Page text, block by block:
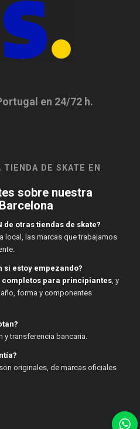
en 24/72 h.
TIENDA DE SKATE EN
sobre nuestra
de otras tiendas de skate?
local, las marcas que trabajamos
si estoy empezando?
completos para principiantes, y
forma y componentes
y transferencia bancaria.
originales, de marcas oficiales